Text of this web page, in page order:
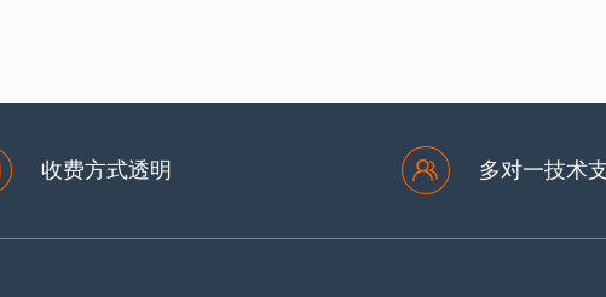
收费方式透明 多对一技术